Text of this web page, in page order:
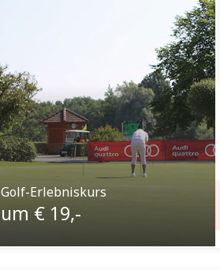
Golf-Erlebniskurs
um € 19,-